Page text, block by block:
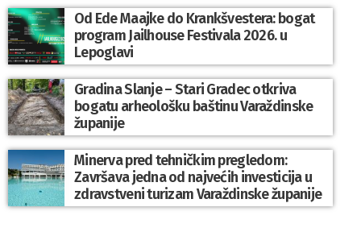
Od Ede Maajke do Krankšvestera: bogat
program Jailhouse Festivala 2026. u
Lepoglavi
Gradina Slanje – Stari Gradec otkriva
bogatu arheološku baštinu Varaždinske
županije
Minerva pred tehničkim pregledom:
Završava jedna od najvećih investicija u
zdravstveni turizam Varaždinske županije